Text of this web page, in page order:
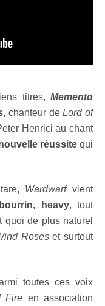
titres, Memento
, chanteur deLord of
Henrici au chant
réussitequi
Wardwarfvient
heavy, tout
quoi de plus naturel
Roseset surtout
toutes ces voix
Fire en association